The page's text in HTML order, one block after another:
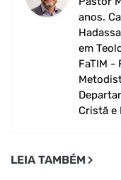
anos.
em
FaTIM -
Cristã e
LEIA TAMBÉM